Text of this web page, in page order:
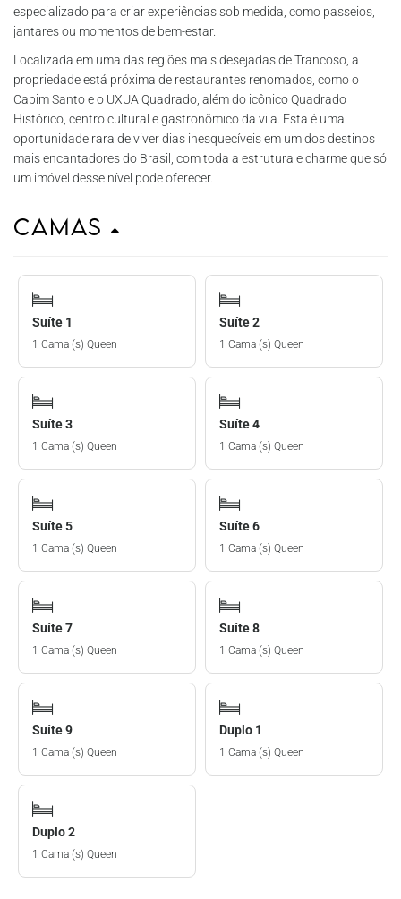
especializado para criar experiências sob medida, como passeios,
jantares ou momentos de bem-estar.
Localizada em uma das regiões mais desejadas de Trancoso, a
propriedade está próxima de restaurantes renomados, como o
Capim Santo e o UXUA Quadrado, além do icônico Quadrado
Histórico, centro cultural e gastronômico da vila. Esta é uma
oportunidade rara de viver dias inesquecíveis em um dos destinos
mais encantadores do Brasil, com toda a estrutura e charme que só
um imóvel desse nível pode oferecer.
Camas
Suíte 1
1 Cama (s) Queen
Suíte 2
1 Cama (s) Queen
Suíte 3
1 Cama (s) Queen
Suíte 4
1 Cama (s) Queen
Suíte 5
1 Cama (s) Queen
Suíte 6
1 Cama (s) Queen
Suíte 7
1 Cama (s) Queen
Suíte 8
1 Cama (s) Queen
Suíte 9
1 Cama (s) Queen
Duplo 1
1 Cama (s) Queen
Duplo 2
1 Cama (s) Queen